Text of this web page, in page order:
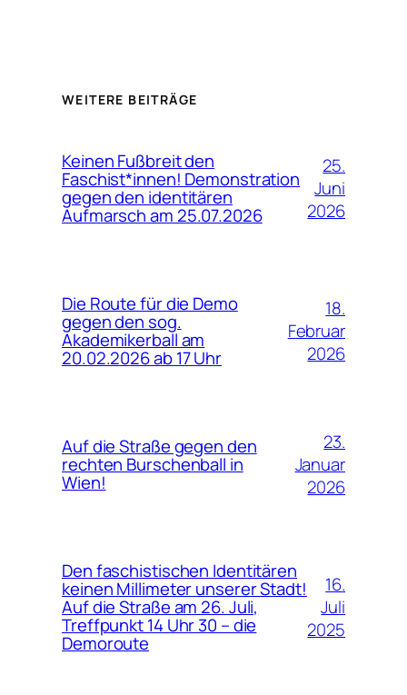
WEITERE BEITRÄGE
Keinen Fußbreit den
Faschist*innen! Demonstration
gegen den identitären
Aufmarsch am 25.07.2026
25.
Juni
2026
Die Route für die Demo
gegen den sog.
Akademikerball am
20.02.2026 ab 17 Uhr
18.
Februar
2026
Auf die Straße gegen den
rechten Burschenball in
Wien!
23.
Januar
2026
Den faschistischen Identitären
keinen Millimeter unserer Stadt!
Auf die Straße am 26. Juli,
Treffpunkt 14 Uhr 30 – die
Demoroute
16.
Juli
2025